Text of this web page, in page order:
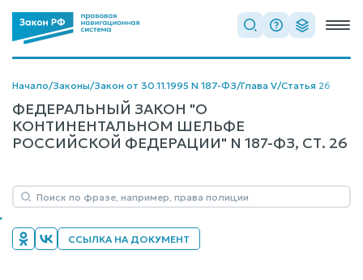
Начало/Законы/Закон от 30.11.1995 N 187-ФЗ/Глава V/Статья 26
ФЕДЕРАЛЬНЫЙ ЗАКОН "О
КОНТИНЕНТАЛЬНОМ ШЕЛЬФЕ
РОССИЙСКОЙ ФЕДЕРАЦИИ" N 187-ФЗ, СТ. 26
ССЫЛКА НА ДОКУМЕНТ